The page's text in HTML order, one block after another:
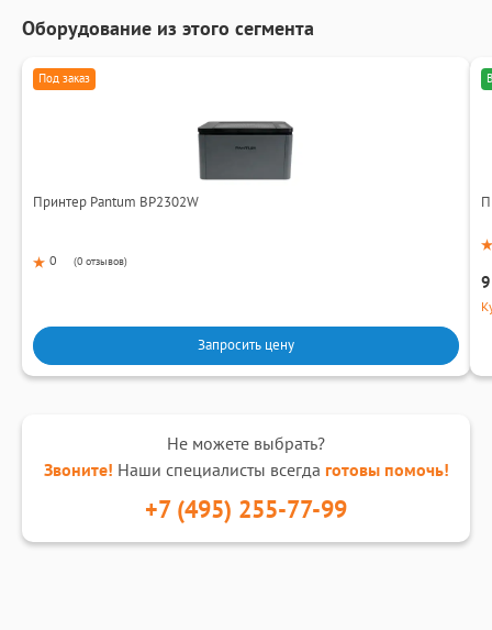
Оборудование из этого сегмента
Под заказ
Принтер Pantum BP2302W
0 (0 отзывов)
Запросить цену
Не можете выбрать?
Звоните! Наши специалисты всегда готовы помочь!
+7 (495) 255-77-99